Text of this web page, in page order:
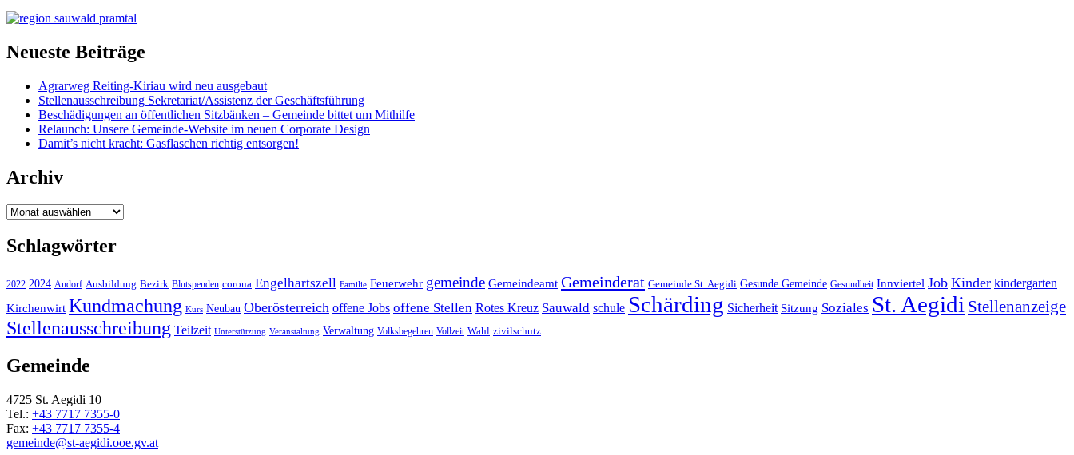
Neueste Beiträge
Agrarweg Reiting-Kiriau wird neu ausgebaut
Stellenausschreibung Sekretariat/Assistenz der Geschäftsführung
Beschädigungen an öffentlichen Sitzbänken – Gemeinde bittet um Mithilfe
Relaunch: Unsere Gemeinde-Website im neuen Corporate Design
Damit’s nicht kracht: Gasflaschen richtig entsorgen!
Archiv
Archiv
Schlagwörter
2022 2024 Andorf Ausbildung Bezirk Blutspenden corona Engelhartszell Familie Feuerwehr gemeinde Gemeindeamt Gemeinderat Gemeinde St. Aegidi Gesunde Gemeinde Gesundheit Innviertel Job Kinder kindergarten
Kirchenwirt Kundmachung Kurs Neubau Oberösterreich offene Jobs offene Stellen Rotes Kreuz Sauwald schule Schärding Sicherheit Sitzung Soziales St. Aegidi Stellenanzeige
Stellenausschreibung Teilzeit Unterstützung Veranstaltung Verwaltung Volksbegehren Vollzeit Wahl zivilschutz
Gemeinde
4725 St. Aegidi 10
Tel.: +43 7717 7355-0
Fax: +43 7717 7355-4
gemeinde@st-aegidi.ooe.gv.at